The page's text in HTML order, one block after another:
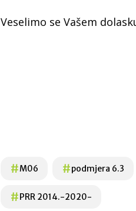
Veselimo se Vašem
#M06 #podmjera 6.3
#PRR 2014.-2020-